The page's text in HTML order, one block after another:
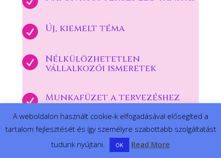
 Új, kiemelt téma
 Nélkülözhetetlen
vállalkozói ismeretek
 Munkafüzet a tervezéshez
 Egyszerű gyakorlatok az
erőd építéséhez
A weboldalon használt cookie-k elfogadásával elősegíted a
tartalom fejlesztését és így személyre szabottabb szolgáltatást
tudunk nyújtani.
OK Read More